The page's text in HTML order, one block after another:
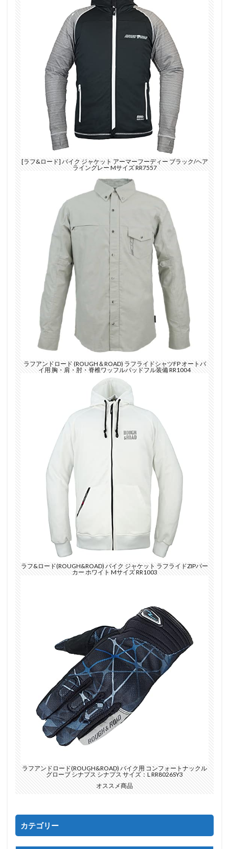
[ラフ&ロード] バイク ジャケット アーマーフーディー ブラック/ヘア
ライングレー Mサイズ RR7557
ラフアンドロード (ROUGH＆ROAD) ラフライドシャツFP オートバ
イ用 胸・肩・肘・脊椎ワッフルパッドフル装備 RR1004
ラフ&ロード(ROUGH&ROAD) バイク ジャケット ラフライドZIPパー
カー ホワイト Mサイズ RR1003
ラフアンドロード(ROUGH&ROAD) バイク用 コンフォートナックル
グローブ シナプス シナプス サイズ：L RR8026SY3
オススメ商品
カテゴリー